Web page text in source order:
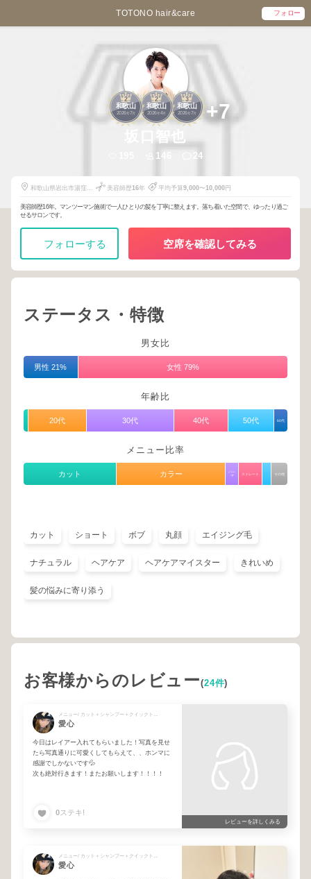
TOTONO hair&care フォロー
2
和歌山
2026年7月
2
和歌山
2026年4月
3
和歌山
2026年7月 +7
坂口智也
146 24
和歌山県岩出市湯窪
美容師歴16年 平均予算9,000〜10,000円
美容師歴16年。マンツーマン施術で一人ひとりの髪を丁寧に整えます。落ち着いた空間で、ゆったり過ご
せるサロンです。
フォローする 空席を確認してみる
ステータス・特徴
男女比
男性 21% 女性 79%
年齢比
20代 30代 40代 50代 60代
メニュー比率
カット カラー
パー
マ
ストレート その他
カット ショート ボブ 丸顔 エイジング毛
ナチュラル ヘアケア ヘアケアマイスター きれいめ
髪の悩みに寄り添う
お客様からのレビュー(24件)
愛心
今日はレイアー入れてもらいました！写真を見せ
たら写真通りに可愛くしてもらえて、、ホンマに
感謝でしかないです💦
次も絶対行きます！またお願いします！！！！
0ステキ!
レビューを詳しくみる
愛心